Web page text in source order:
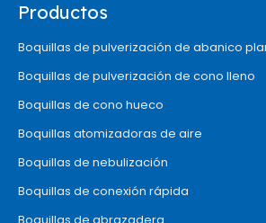
Productos
Boquillas de pulverización de abanico
Boquillas de pulverización de cono lleno
Boquillas de cono hueco
Boquillas atomizadoras de aire
Boquillas de nebulización
Boquillas de conexión rápida